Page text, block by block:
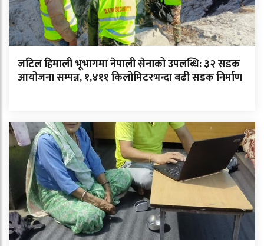
जटिल हिमाली भूभागमा नेपाली सेनाको उपलब्धि: ३२ सडक
आयोजना सम्पन्न, १,४११ किलोमिटरभन्दा बढी सडक निर्माण